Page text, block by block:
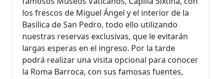
los frescos de Miguel Ángel y el interior de la
Basílica de San Pedro, todo ello utilizando
nuestras reservas exclusivas, que le evitarán
largas esperas en el ingreso. Por la tarde
podrá realizar una visita opcional para conocer
la Roma Barroca, con sus famosas fuentes,